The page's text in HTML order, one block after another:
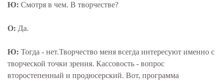
Ю: Смотря в чем. В творчестве?
О: Да.
Ю: Тогда - нет.Творчество меня всегда интересуют именно с
творческой точки зрения. Кассовость - вопрос
второстепенный и продюсерский. Вот, программа